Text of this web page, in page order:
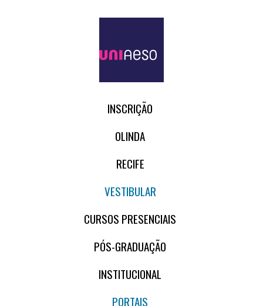
INSCRIÇÃO
OLINDA
RECIFE
VESTIBULAR
CURSOS PRESENCIAIS
PÓS-GRADUAÇÃO
INSTITUCIONAL
PORTAIS